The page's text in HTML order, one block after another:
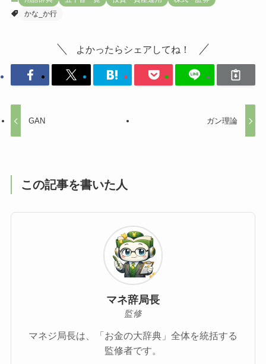
かな_か行
よかったらシェアしてね！
GAN ガン理論
この記事を書いた人
マネ辞局長
監修
マネジ局長は、「お金の大辞典」全体を統括する
監修者です。